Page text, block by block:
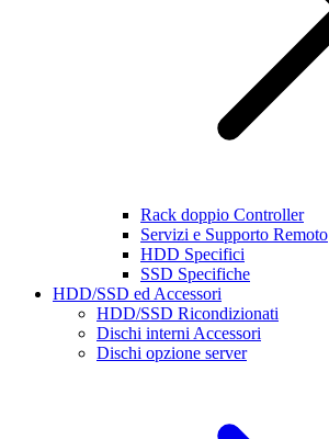
Rack doppio Controller
Servizi e Supporto Remoto
HDD Specifici
SSD Specifiche
HDD/SSD ed Accessori
HDD/SSD Ricondizionati
Dischi interni Accessori
Dischi opzione server